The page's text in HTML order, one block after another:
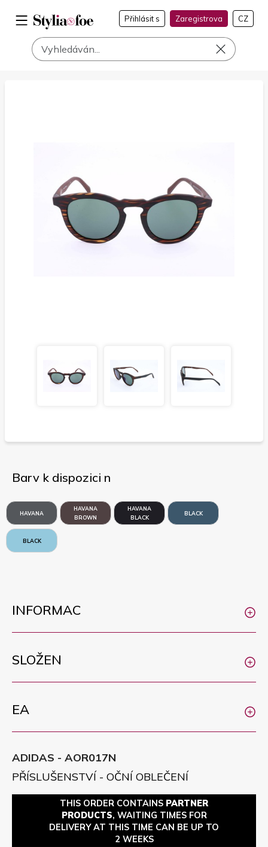
Přihlásit s Zaregistrova CZ
Barv k dispozici n
HAVANA
HAVANA
BROWN
HAVANA
BLACK
BLACK
BLACK
INFORMAC
SLOŽEN
EA
ADIDAS - AOR017N
PŘÍSLUŠENSTVÍ - OČNÍ OBLEČENÍ
THIS ORDER CONTAINS PARTNER
PRODUCTS, WAITING TIMES FOR
DELIVERY AT THIS TIME CAN BE UP TO
2 WEEKS